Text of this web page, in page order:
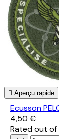
 Aperçu rapide
Ecusson
4,50 €
Ratedout of